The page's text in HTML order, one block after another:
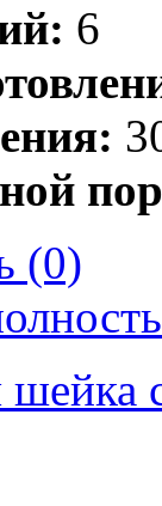
6
(0)
шейка